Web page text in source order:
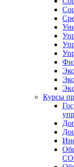
Курсы